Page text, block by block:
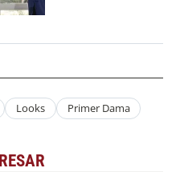
Looks Primer Dama